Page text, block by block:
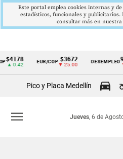
Cintillo
Colombia
0.42
EUR/COP $3672
▼ 25.00
DESEMPLEO
▼
Pico y Placa Medellín
Jueves, 6 de
menu
Este portal emplea cookies internas y
estadísticos, funcionales y publicitarios.
consultar más en nuestra